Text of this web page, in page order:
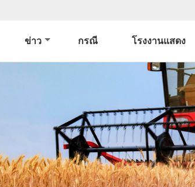
ข่าว กรณี โรงงานแสดง